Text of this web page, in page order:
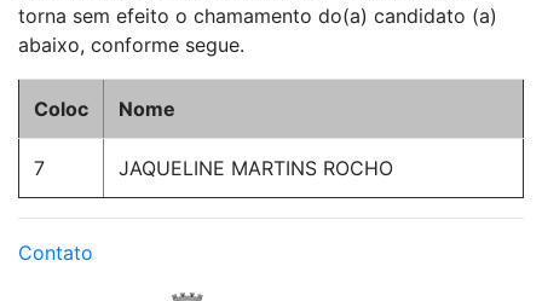
torna sem efeito o chamamento do(a) candidato (a)
abaixo, conforme segue.
Coloc Nome
7 JAQUELINE MARTINS ROCHO
Contato